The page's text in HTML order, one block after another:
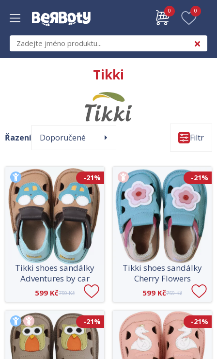
0 0
Tikki
Řazení Doporučené Filtr
Tikki shoes sandálky
Adventures by car
-21%
599 Kč759 Kč
Tikki shoes sandálky
Cherry Flowers
-21%
599 Kč759 Kč
-21% -21%